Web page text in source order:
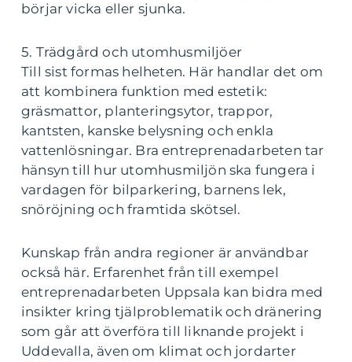
börjar vicka eller sjunka.
5. Trädgård och utomhusmiljöer
Till sist formas helheten. Här handlar det om
att kombinera funktion med estetik:
gräsmattor, planteringsytor, trappor,
kantsten, kanske belysning och enkla
vattenlösningar. Bra entreprenadarbeten tar
hänsyn till hur utomhusmiljön ska fungera i
vardagen för bilparkering, barnens lek,
snöröjning och framtida skötsel.
Kunskap från andra regioner är användbar
också här. Erfarenhet från till exempel
entreprenadarbeten Uppsala kan bidra med
insikter kring tjälproblematik och dränering
som går att överföra till liknande projekt i
Uddevalla, även om klimat och jordarter